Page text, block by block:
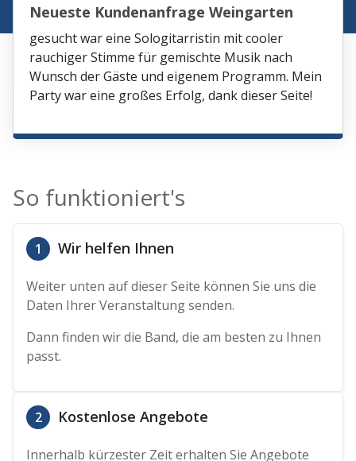
Neueste Kundenanfrage Weingarten
gesucht war eine Sologitarristin mit cooler
rauchiger Stimme für gemischte Musik nach
Wunsch der Gäste und eigenem Programm. Mein
Party war eine großes Erfolg, dank dieser Seite!
So funktioniert's
1 Wir helfen Ihnen
Weiter unten auf dieser Seite können Sie uns die
Daten Ihrer Veranstaltung senden.
Dann finden wir die Band, die am besten zu Ihnen
passt.
2 Kostenlose Angebote
Innerhalb kürzester Zeit erhalten Sie Angebote